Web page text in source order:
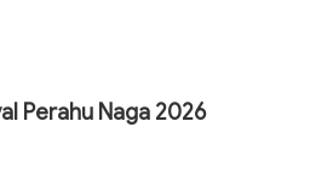
Perahu Naga 2026